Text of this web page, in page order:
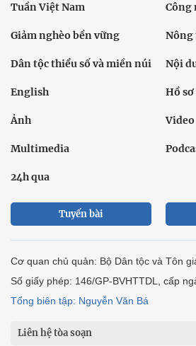
Tuần Việt Nam Công
Giảm nghèo bền vững Nông
Dân tộc thiểu số và miền núi Nội
English Hồ sơ
Ảnh Video
Multimedia
24h qua
Tuyến bài
Cơ quan chủ quản: Bộ Dân tộc và Tôn
Số giấy phép: 146/GP-BVHTTDL, cấp
Tổng biên tập: Nguyễn Văn Bá
Liên hệ tòa soạn